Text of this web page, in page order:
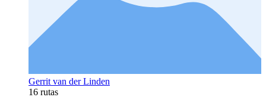
Gerrit van der Linden
16 rutas